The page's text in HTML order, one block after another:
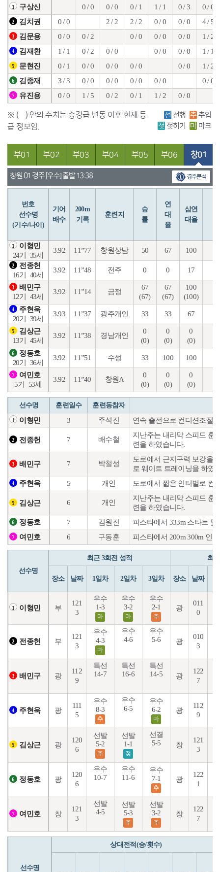
1 구상신 0 / 0 0 / 0 0 / 1 1 / 1 0 / 3 0 / 0
2 김치권 0 / 0 2 / 2 2 / 2 0 / 0 0 / 0 4 / 5
3 김문용 0 / 0 0 / 2 0 / 0 0 / 0 0 / 0 1 / 2
4 김재환 1 / 1 0 / 2 0 / 0 0 / 0 0 / 0 1 / 1
5 문현진 0 / 1 0 / 0 0 / 0 0 / 0 0 / 0 1 / 2
6 김종재 3 / 3 0 / 0 0 / 0 0 / 0 0 / 0 0 / 0
7 유진용 0 / 0 1 / 5 0 / 2 0 / 1 1 / 2 0 / 0
※ ( ) 안의 수치는 승강급 변동 이후 현재 등
급 정보임.
선 선행 추 추입
젖 젖히기 마 마크
부01 부02 부03 부04 부05 부06 창01
창원 01 경주 [우수] 출발 13:38 경주분석
번호
선수명
(기수/나이)
기어
배수
200m
기록
훈련지
승
률
연
대
율
삼연
대율
1
이형민
24기
35세
3.92 11”77 창원상남 50 67 100
2
전종헌
16기
40세
3.92 11”48 전주 0 0 17
3
배민구
12기
43세
3.92 11”14 금정
67
(67)
67
(67)
100
(100)
4
주현욱
20기
39세
3.93 11”37 광주개인 33 33 67
5
김상근
13기
45세
3.92 11”38 경남개인
0
(0)
0
(0)
0
(0)
6
정동호
20기
36세
3.92 11”51 수성 33 100 100
7
여민호
5기
53세
3.92 11”40 창원A
0
(0)
0
(0)
0
(0)
선수명 훈련일수 훈련동참자
1 이형민 3 주석진 연속 출전으로 컨디션조절
2 전종헌 7 배수철
지난주는 내리막 스피드 훈
련을 하였습니다.
3 배민구 7 박철성
도로에서 근지구력 보강을
로 웨이트 트레이닝을 하였
4 주현욱 5 개인 도로에서 짧은 인터벌로 컨
5 김상근 6 개인
지난주는 내리막 스피드 훈
련을 하였습니다.
6 정동호 7 김원진 피스타에서 333m 스타트
7 여민호 6 구동훈 피스타에서 200m 300m 인
선수명
최근 3회전 성적 최
장소 날짜 1일차 2일차 3일차 장소 날짜
1 이형민 부
121
3
우수
1-3
마
우수
3-2
마
우수
2-1
추
광
011
0
2 전종헌 부
121
3
우수
4-3
마
우수
4-6
우수
5-6
광
010
3
3 배민구 광
112
9
특선
14-7
특선
16-6
특선
14-5
광
122
7
4 주현욱 광
111
5
우수
8-3
추
우수
6-5
우수
6-2
마
광
112
9
5 김상근 광
120
6
선발
5-2
추
선발
1-1
젖
선결
5-5
창
121
3
6 정동호 광
120
6
우수
10-7
우수
11-6
우수
7-1
추
광
122
1
7 여민호 창
121
3
선발
4-5
선발
5-3
추
선발
3-2
추
창
122
7
선수명
상대전적(승/횟수)